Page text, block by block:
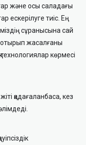
және осы саладағы
ескерілуге тиіс. Ең
сұранысына сай
отырып жасалғаны
көрмесі
қадағаланбаса, кез